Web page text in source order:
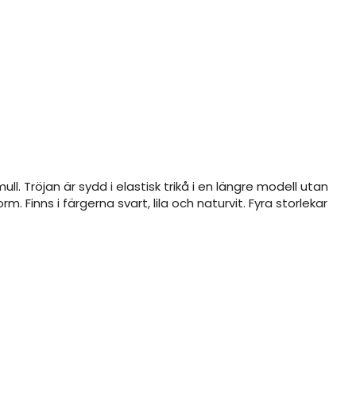
Tröjan är sydd i elastisk trikå i en längre modell utan
Finns i färgerna svart, lila och naturvit. Fyra storlekar